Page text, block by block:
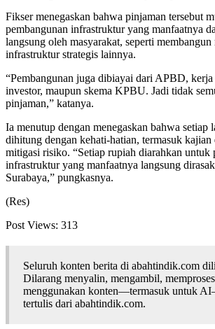
Fikser menegaskan bahwa pinjaman tersebut
pembangunan infrastruktur yang manfaatnya
langsung oleh masyarakat, seperti membangun
infrastruktur strategis lainnya.
“Pembangunan juga dibiayai dari APBD, kerja
investor, maupun skema KPBU. Jadi tidak
pinjaman,” katanya.
Ia menutup dengan menegaskan bahwa setiap
dihitung dengan kehati-hatian, termasuk kajian
mitigasi risiko. “Setiap rupiah diarahkan untuk
infrastruktur yang manfaatnya langsung
Surabaya,” pungkasnya.
(Res)
Post Views: 313
Seluruh konten berita di abahtindik.com
Dilarang menyalin, mengambil,
menggunakan konten—termasuk untuk
tertulis dari abahtindik.com.